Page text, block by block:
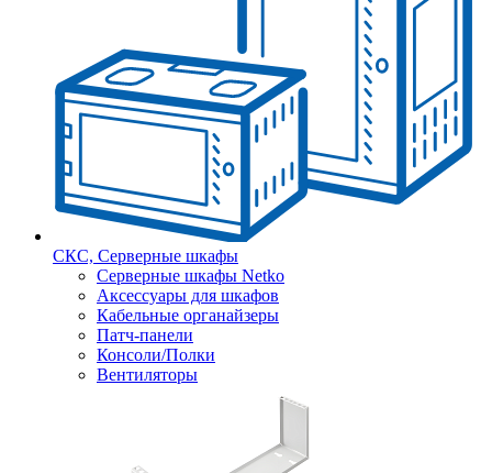
СКС, Серверные шкафы
Серверные шкафы Netko
Аксессуары для шкафов
Кабельные органайзеры
Патч-панели
Консоли/Полки
Вентиляторы